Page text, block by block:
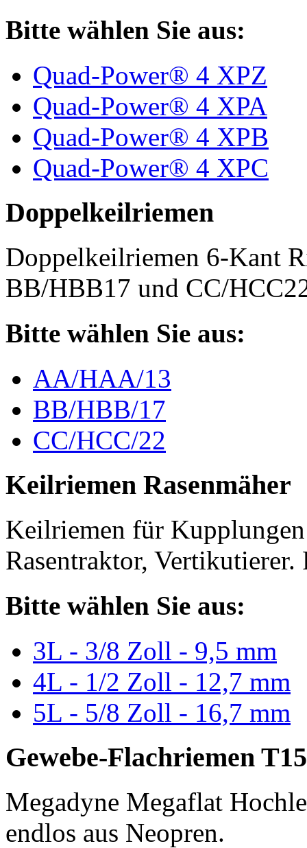
Bitte wählen Sie aus:
Quad-Power® 4 XPZ
Quad-Power® 4 XPA
Quad-Power® 4 XPB
Quad-Power® 4 XPC
Doppelkeilriemen
Doppelkeilriemen 6-Kant
BB/HBB17 und CC/
Bitte wählen Sie aus:
AA/HAA/13
BB/HBB/17
CC/HCC/22
Keilriemen Rasenmäher
Keilriemen für Kupplungen
Rasentraktor,
Bitte wählen Sie aus:
3L - 3/8 Zoll - 9,5 mm
4L - 1/2 Zoll - 12,7 mm
5L - 5/8 Zoll - 16,7 mm
Gewebe-Flachriemen
Megadyne Megaflat
endlos aus Neopren.